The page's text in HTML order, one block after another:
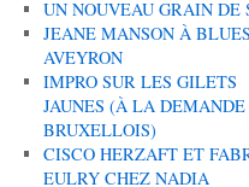
UN NOUVEAU GRAIN DE
JEANE MANSON À BLUES
AVEYRON
IMPRO SUR LES GILETS
JAUNES (À LA DEMANDE
BRUXELLOIS)
CISCO HERZAFT ET
EULRY CHEZ NADIA